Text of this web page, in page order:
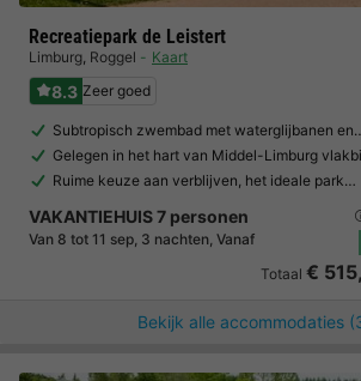
Recreatiepark de Leistert
Limburg, Roggel Kaart
8.3 Zeer goed
Subtropisch zwembad met waterglijbanen
Gelegen in het hart van Middel-Limburg
Ruime keuze aan verblijven, het ideale park…
VAKANTIEHUIS 7 personen
Van 8 tot 11 sep, 3 nachten, Vanaf
Totaal €
Bekijk alle accommodaties